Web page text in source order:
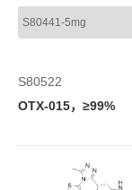
S80522
OTX-015，≥99%